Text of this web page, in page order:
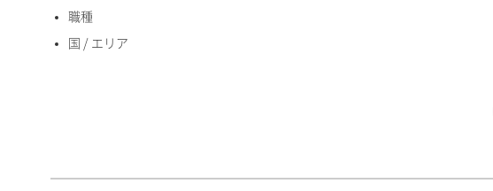
職種
国 / エリア